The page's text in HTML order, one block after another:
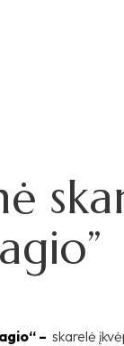
– skarelė